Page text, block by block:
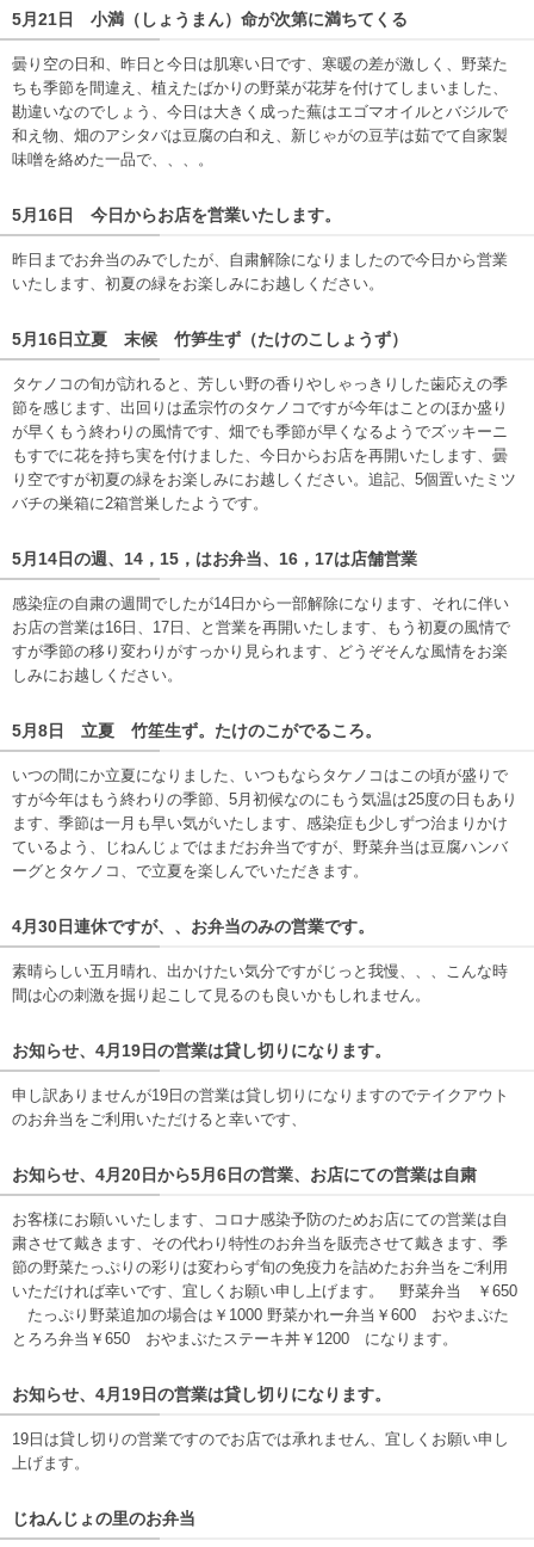
5月21日 小満（しょうまん）命が次第に満ちてくる
曇り空の日和、昨日と今日は肌寒い日です、寒暖の差が激しく、野菜た
ちも季節を間違え、植えたばかりの野菜が花芽を付けてしまいました、
勘違いなのでしょう、今日は大きく成った蕪はエゴマオイルとバジルで
和え物、畑のアシタバは豆腐の白和え、新じゃがの豆芋は茹でて自家製
味噌を絡めた一品で、、、。
5月16日 今日からお店を営業いたします。
昨日までお弁当のみでしたが、自粛解除になりましたので今日から営業
いたします、初夏の緑をお楽しみにお越しください。
5月16日立夏 末候 竹笋生ず（たけのこしょうず）
タケノコの旬が訪れると、芳しい野の香りやしゃっきりした歯応えの季
節を感じます、出回りは孟宗竹のタケノコですが今年はことのほか盛り
が早くもう終わりの風情です、畑でも季節が早くなるようでズッキーニ
もすでに花を持ち実を付けました、今日からお店を再開いたします、曇
り空ですが初夏の緑をお楽しみにお越しください。追記、5個置いたミツ
バチの巣箱に2箱営巣したようです。
5月14日の週、14，15，はお弁当、16，17は店舗営業
感染症の自粛の週間でしたが14日から一部解除になります、それに伴い
お店の営業は16日、17日、と営業を再開いたします、もう初夏の風情で
すが季節の移り変わりがすっかり見られます、どうぞそんな風情をお楽
しみにお越しください。
5月8日 立夏 竹笙生ず。たけのこがでるころ。
いつの間にか立夏になりました、いつもならタケノコはこの頃が盛りで
すが今年はもう終わりの季節、5月初候なのにもう気温は25度の日もあり
ます、季節は一月も早い気がいたします、感染症も少しずつ治まりかけ
ているよう、じねんじょではまだお弁当ですが、野菜弁当は豆腐ハンバ
ーグとタケノコ、で立夏を楽しんでいただきます。
4月30日連休ですが、、お弁当のみの営業です。
素晴らしい五月晴れ、出かけたい気分ですがじっと我慢、、、こんな時
間は心の刺激を掘り起こして見るのも良いかもしれません。
お知らせ、4月19日の営業は貸し切りになります。
申し訳ありませんが19日の営業は貸し切りになりますのでテイクアウト
のお弁当をご利用いただけると幸いです、
お知らせ、4月20日から5月6日の営業、お店にての営業は自粛
お客様にお願いいたします、コロナ感染予防のためお店にての営業は自
粛させて戴きます、その代わり特性のお弁当を販売させて戴きます、季
節の野菜たっぷりの彩りは変わらず旬の免疫力を詰めたお弁当をご利用
いただければ幸いです、宜しくお願い申し上げます。 野菜弁当 ￥650
たっぷり野菜追加の場合は￥1000 野菜かれー弁当￥600 おやまぶた
とろろ弁当￥650 おやまぶたステーキ丼￥1200 になります。
お知らせ、4月19日の営業は貸し切りになります。
19日は貸し切りの営業ですのでお店では承れません、宜しくお願い申し
上げます。
じねんじょの里のお弁当